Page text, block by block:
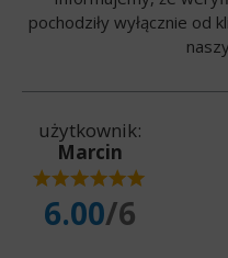
pochodziły wyłącznie od
użytkownik:
Marcin
6.00/6